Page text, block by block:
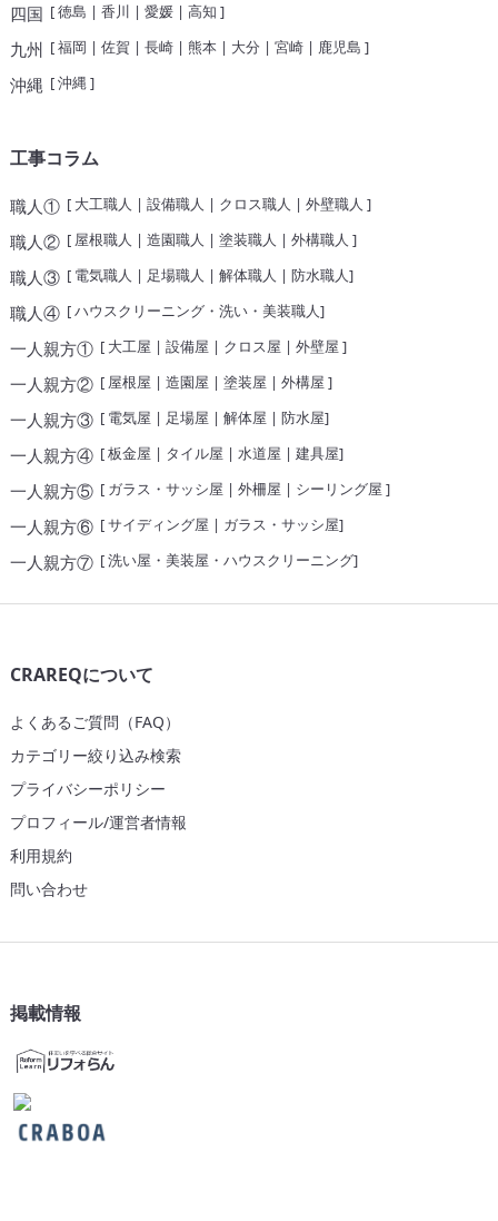
四国 [徳島 | 香川 | 愛媛| 高知 ]
九州 [福岡 | 佐賀 | 長崎| 熊本| 大分 | 宮崎| 鹿児島 ]
沖縄 [沖縄]
工事コラム
職人①[ 大工職人 | 設備職人 | クロス職人 | 外壁職人 ]
職人②[ 屋根職人 | 造園職人 | 塗装職人 | 外構職人 ]
職人③[ 電気職人 | 足場職人 | 解体職人 | 防水職人]
職人④[ハウスクリーニング・洗い・美装職人]
一人親方①[ 大工屋 | 設備屋 | クロス屋 | 外壁屋 ]
一人親方②[ 屋根屋 | 造園屋 | 塗装屋 | 外構屋 ]
一人親方③[ 電気屋 | 足場屋 | 解体屋 | 防水屋]
一人親方④[板金屋 | タイル屋 | 水道屋 | 建具屋]
一人親方⑤[ ガラス・サッシ屋 | 外柵屋 | シーリング屋 ]
一人親方⑥[サイディング屋 | ガラス・サッシ屋]
一人親方⑦[洗い屋・美装屋・ハウスクリーニング]
CRAREQについて
よくあるご質問（FAQ）
カテゴリー絞り込み検索
プライバシーポリシー
プロフィール/運営者情報
利用規約
問い合わせ
掲載情報